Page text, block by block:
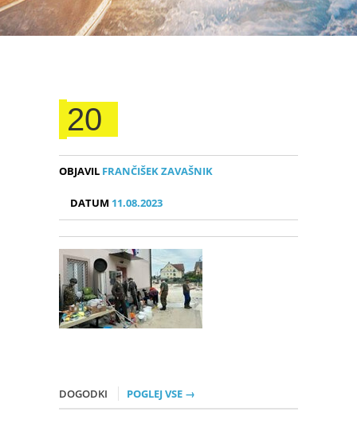
20
OBJAVIL FRANČIŠEK ZAVAŠNIK
DATUM 11.08.2023
DOGODKI POGLEJ VSE →